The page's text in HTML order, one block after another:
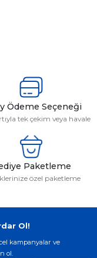
Ödeme Seçeneği
tek çekim veya havale
Paketleme
özel paketleme
Ol!
kampanyalar ve
ol.